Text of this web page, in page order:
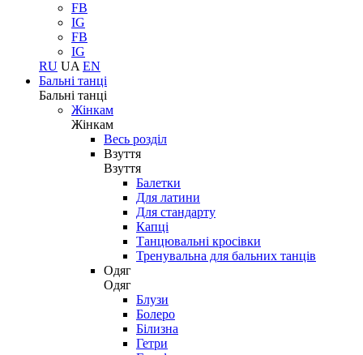
FB
IG
FB
IG
RU UA EN
Бальні танці
Бальні танці
Жінкам
Жінкам
Весь розділ
Взуття
Взуття
Балетки
Для латини
Для стандарту
Капці
Танцювальні кросівки
Тренувальна для бальних танців
Одяг
Одяг
Блузи
Болеро
Білизна
Гетри